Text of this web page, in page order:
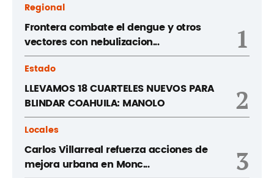
Regional
Frontera combate el dengue y otros
vectores con nebulizacion...
1
Estado
LLEVAMOS 18 CUARTELES NUEVOS PARA
BLINDAR COAHUILA: MANOLO
2
Locales
Carlos Villarreal refuerza acciones de
mejora urbana en Monc...
3